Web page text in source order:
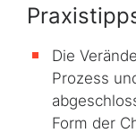
Die
Prozess
Form der